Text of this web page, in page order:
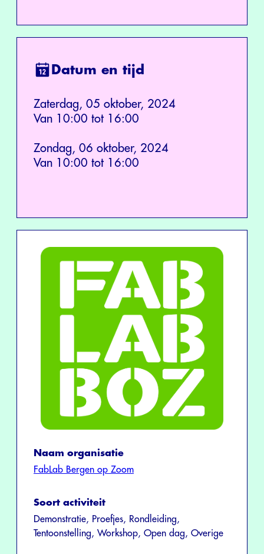
Datum en tijd
Zaterdag, 05 oktober, 2024
Van 10:00 tot 16:00
Zondag, 06 oktober, 2024
Van 10:00 tot 16:00
Naam organisatie
FabLab Bergen op Zoom
Soort activiteit
Demonstratie, Proefjes, Rondleiding,
Tentoonstelling, Workshop, Open dag, Overige